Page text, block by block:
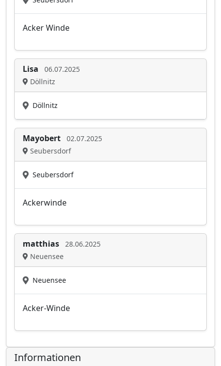
Acker Winde
Lisa
06.07.2025
Döllnitz
Döllnitz
Mayobert
02.07.2025
Seubersdorf
Seubersdorf
Ackerwinde
matthias
28.06.2025
Neuensee
Neuensee
Acker-Winde
Informationen